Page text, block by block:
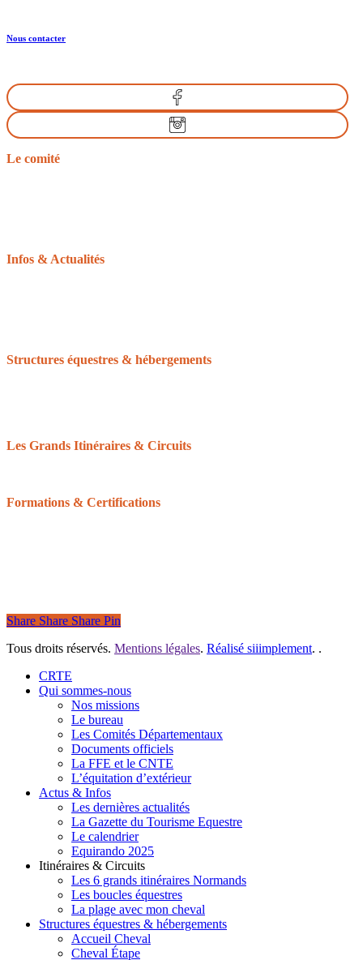
Nous contacter
Le comité
Infos & Actualités
Structures équestres & hébergements
Les Grands Itinéraires & Circuits
Formations & Certifications
Share Share Share Pin
Tous droits réservés. Mentions légales. Réalisé siiimplement. .
Close
Menu
CRTE
Qui sommes-nous
Nos missions
Le bureau
Les Comités Départementaux
Documents officiels
La FFE et le CNTE
L’équitation d’extérieur
Actus & Infos
Les dernières actualités
La Gazette du Tourisme Equestre
Le calendrier
Equirando 2025
Itinéraires & Circuits
Les 6 grands itinéraires Normands
Les boucles équestres
La plage avec mon cheval
Structures équestres & hébergements
Accueil Cheval
Cheval Étape